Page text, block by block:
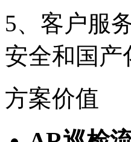
5、客户
安全和国产
方案价值